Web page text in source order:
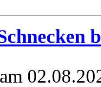
am